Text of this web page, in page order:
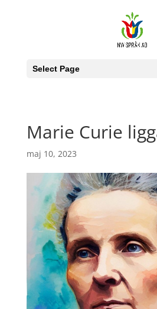
Select Page
Marie Curie
maj 10, 2023